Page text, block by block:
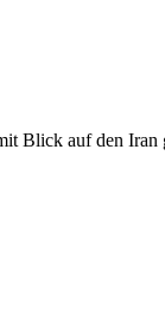
Blick auf den Iran